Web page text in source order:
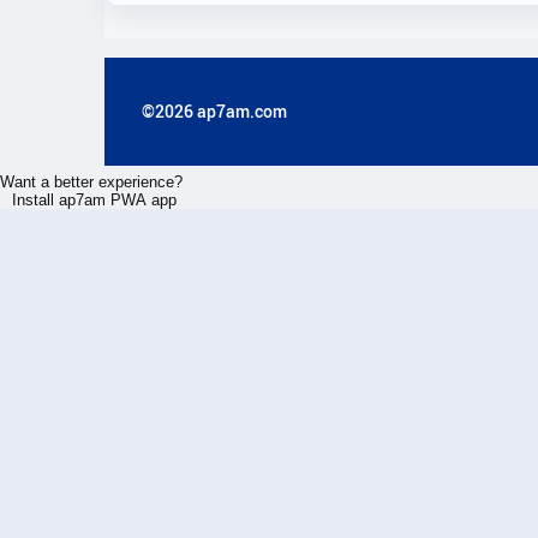
©2026 ap7am.com
Want a better experience?
Install ap7am PWA app